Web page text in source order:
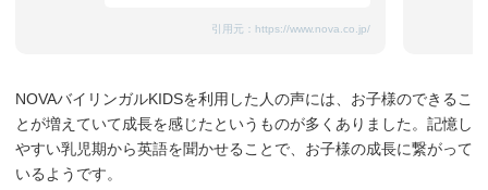
引用元： https://www.nova.co.jp/
NOVAバイリンガルKIDSを利用した人の声には、お子様のできるこ
とが増えていて成長を感じたというものが多くありました。記憶し
やすい乳児期から英語を聞かせることで、お子様の成長に繋がって
いるようです。